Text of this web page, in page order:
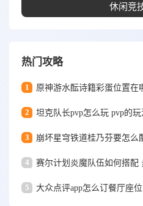
休闲竞
热门攻略
1 原神游水酝诗籍彩蛋位置在
2 坦克队长pvp怎么玩 pvp的
3 崩坏星穹铁道桂乃芬要怎么
4 赛尔计划炎魔队伍如何搭配
5